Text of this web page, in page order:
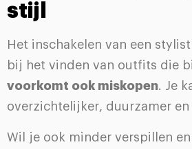
stijl
Het inschakelen van een
bij het vinden van outfits die
voorkomt ook miskopen. Je
overzichtelijker, duurzamer
Wil je ook minder verspillen